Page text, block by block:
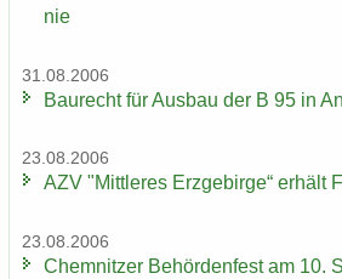
nie
31.08.2006
Bau­recht für Aus­bau der B 95 in
23.08.2006
AZV "Mitt­le­res Erz­ge­bir­ge“ er­hält
23.08.2006
Chem­nit­zer Be­hör­den­fest am 10.